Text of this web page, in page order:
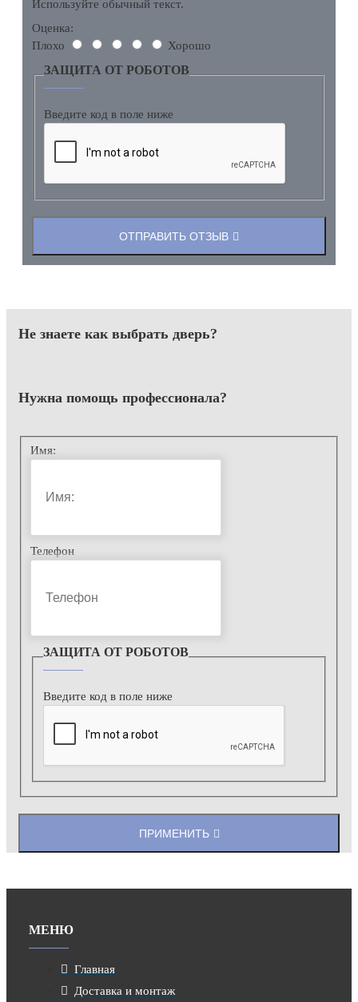
Используйте обычный текст.
Оценка:
Плохо
Хорошо
ЗАЩИТА ОТ РОБОТОВ
Введите код в поле ниже
ОТПРАВИТЬ ОТЗЫВ
Не знаете как выбрать дверь?
Нужна помощь профессионала?
Имя:
Телефон
ЗАЩИТА ОТ РОБОТОВ
Введите код в поле ниже
ПРИМЕНИТЬ
МЕНЮ
Главная
Доставка и монтаж